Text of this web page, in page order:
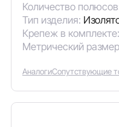
Количество
Тип изделия:
Крепеж в комплекте:
Метрический
АналогиСопутствующие